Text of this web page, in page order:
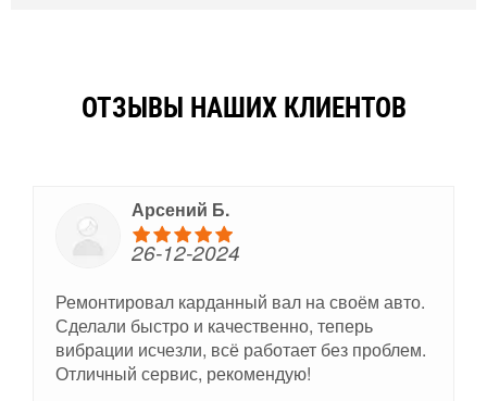
ОТЗЫВЫ НАШИХ КЛИЕНТОВ
Арсений Б.
26-12-2024
Ремонтировал карданный вал на своём авто.
Сделали быстро и качественно, теперь
вибрации исчезли, всё работает без проблем.
Отличный сервис, рекомендую!